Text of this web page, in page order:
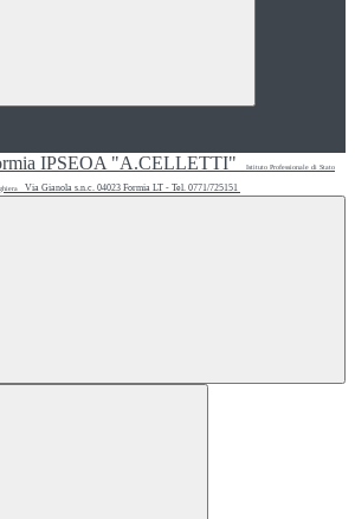
IPSEOA "A.CELLETTI" Istituto Professionale di Stato
Via Gianola s.n.c. 04023 Formia LT - Tel. 0771/725151